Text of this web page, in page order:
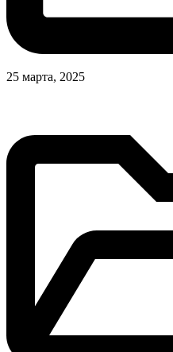
25 марта, 2025